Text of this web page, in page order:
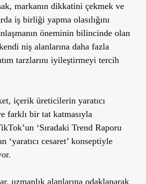
markanın dikkatini çekmek ve
iş birliği yapma olasılığını
öneminin bilincinde olan
niş alanlarına daha fazla
tarzlarını iyileştirmeyi tercih
içerik üreticilerin yaratıcı
farklı bir tat katmasıyla
‘Sıradaki Trend Raporu
‘yaratıcı cesaret’ konseptiyle
uzmanlık alanlarına odaklanarak